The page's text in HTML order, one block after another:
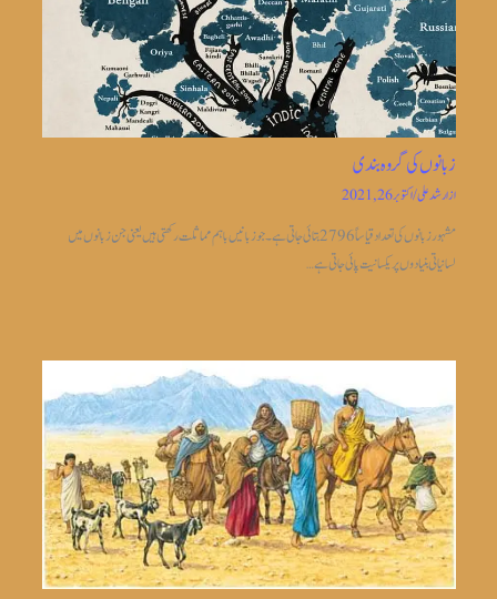
زبانوں کی گروہ بندی
ازارشد علی/اکتوبر 26, 2021
مشہور زبانوں کی تعداد قیاساً2796 بتائی جاتی ہے ۔جو زبانیں باہم مماثلت رکھتی ہیں یعنی جن زبانوں میں
لسانیاتی بنیادوں پر یکسانیت پائی جاتی ہے…